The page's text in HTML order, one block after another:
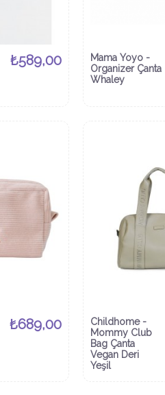
₺589,00
Mama Yoyo -
Organizer Çanta
Whaley
₺689,00
Childhome -
Mommy Club
Bag Çanta
Vegan Deri
Yeşil